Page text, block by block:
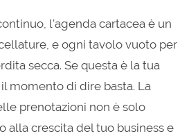
l'agenda cartacea è un
e ogni tavolo vuoto per
secca. Se questa è la tua
momento di dire basta. La
prenotazioni non è solo
alla crescita del tuo business e